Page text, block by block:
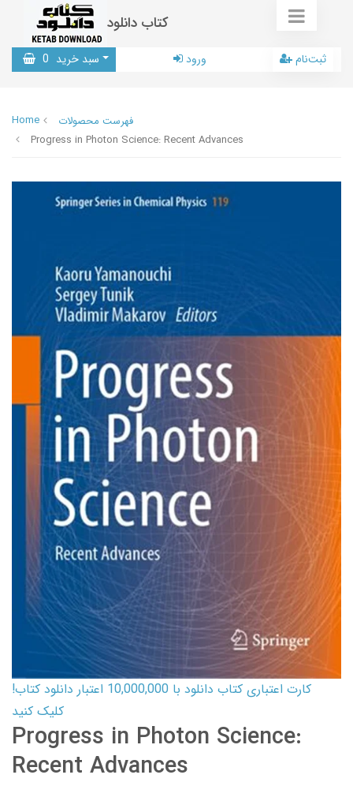
کتاب دانلود
سبد خرید 0 ورود ثبت‌نام
Home
فهرست محصولات
Progress in Photon Science: Recent Advances
کارت اعتباری کتاب دانلود با 10,000,000 اعتبار دانلود کتاب!
کلیک کنید
Progress in Photon Science:
Recent Advances